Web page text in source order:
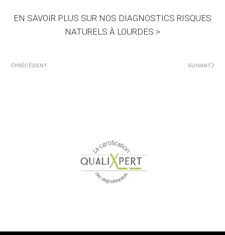
EN SAVOIR PLUS SUR NOS DIAGNOSTICS RISQUES
NATURELS À LOURDES >
PRÉCÉDENT SUIVANT